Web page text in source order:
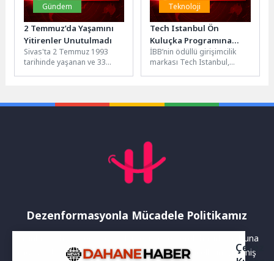
Gündem
2 Temmuz’da Yaşamını
Yitirenler Unutulmadı
Sivas'ta 2 Temmuz 1993
tarihinde yaşanan ve 33
Teknoloji
Tech Istanbul Ön
Kuluçka Programına
Başvurular Başladı
İBB’nin ödüllü girişimcilik
markası Tech Istanbul,
Dezenformasyonla Mücadele Politikamız
Yayınlanan haberler doğruluk ilkesi gözetilerek hazırlanır. Buna
rağmen bazı içeriklerde eksik, hatalı veya güncelliğini yitirmiş
Çerez